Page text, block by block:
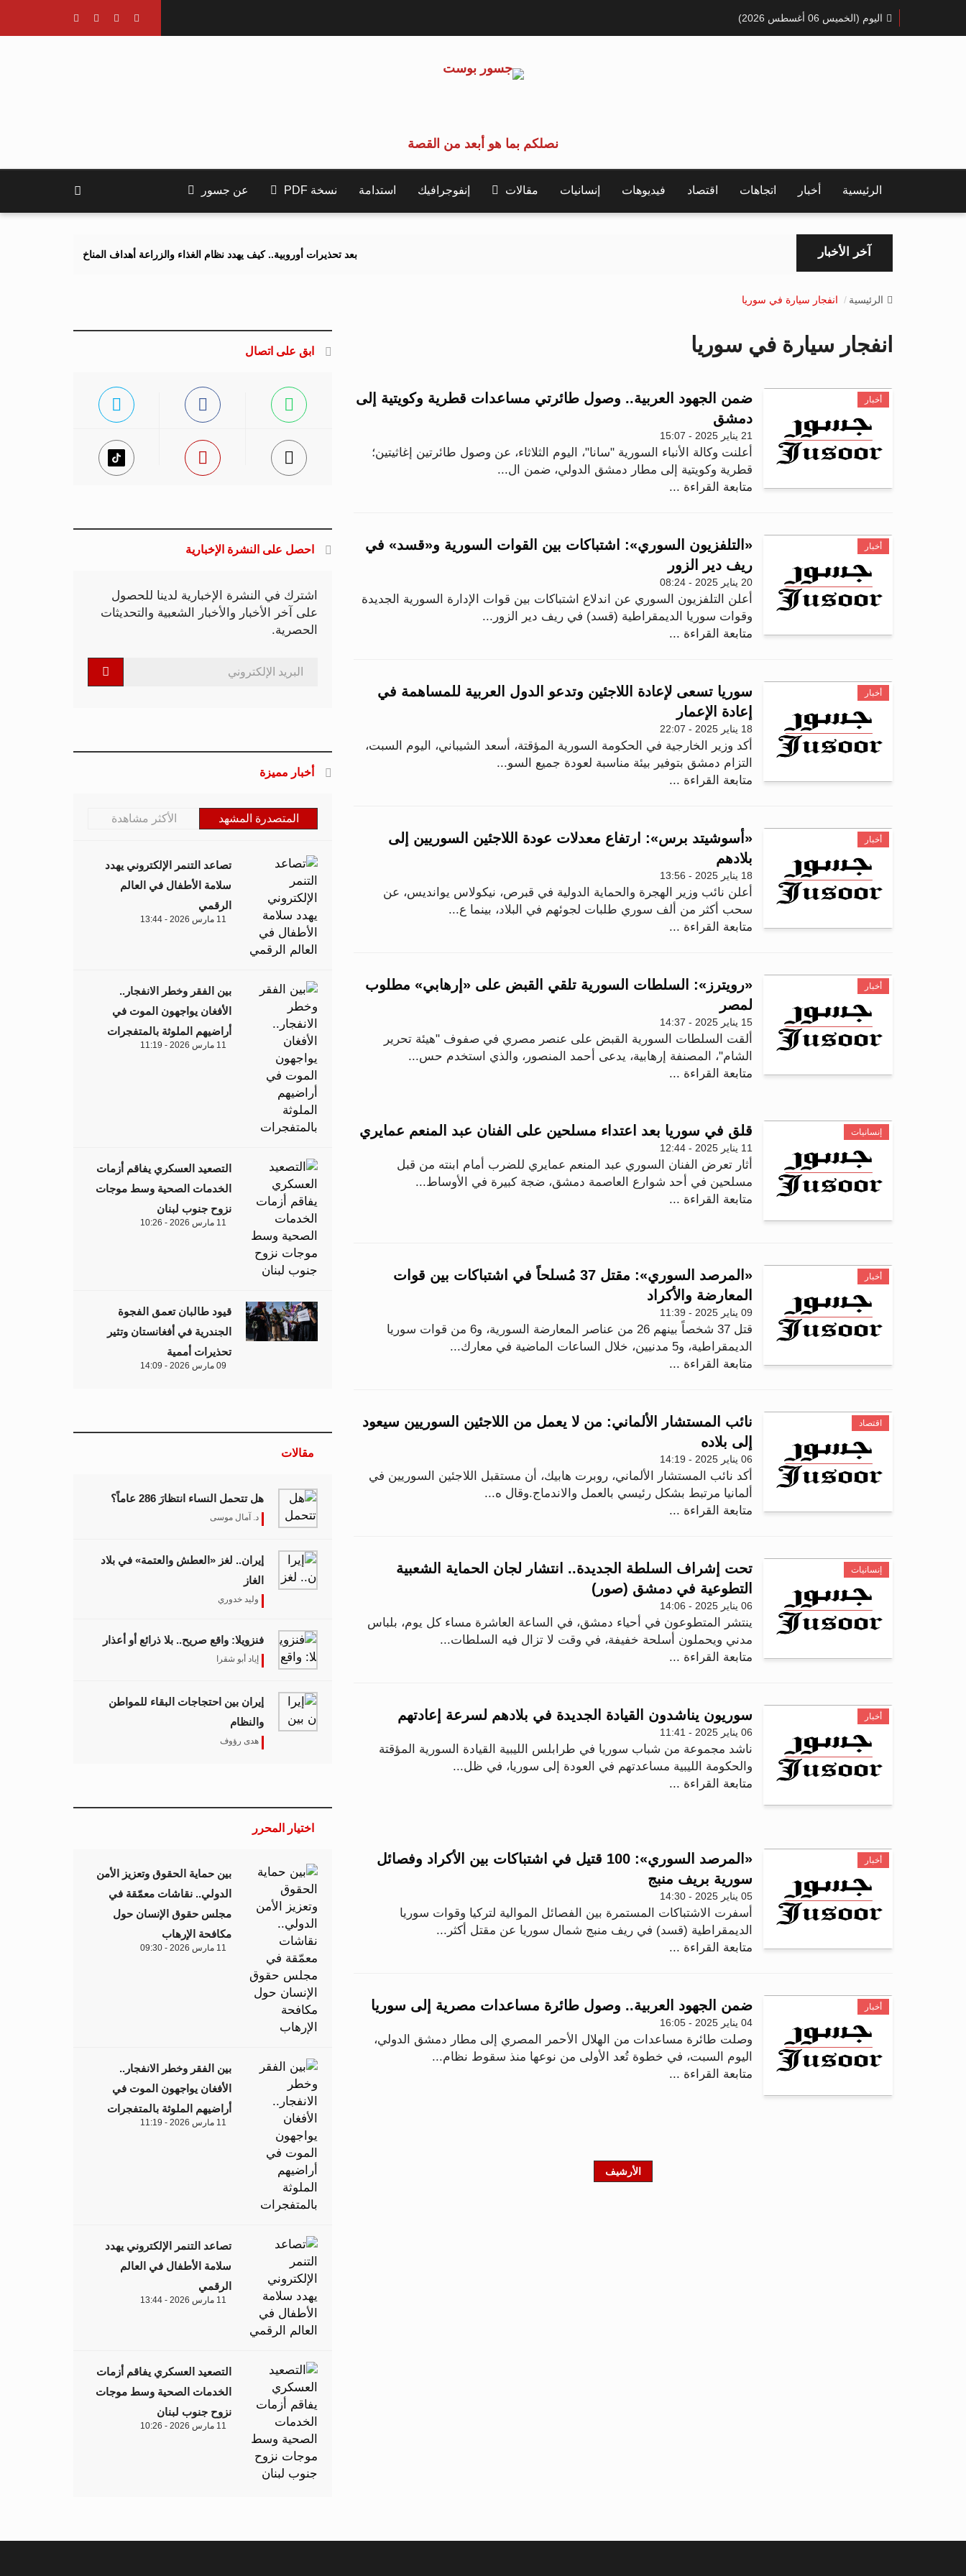
اليوم (الخميس 06 أغسطس 2026)
نصلكم بما هو أبعد من القصة
الرئيسية أخبار اتجاهات اقتصاد فيديوهات إنسانيات مقالات إنفوجرافيك استدامة نسخة PDF عن جسور
آخر الأخبار بعد تحذيرات أوروبية.. كيف يهدد نظام الغذاء والزراعة أهداف المناخ 2040 و2050؟
الرئيسية انفجار سيارة في سوريا
انفجار سيارة في سوريا
أخبار
ضمن الجهود العربية.. وصول طائرتي مساعدات قطرية وكويتية إلى
دمشق
21 يناير 2025 - 15:07
أعلنت وكالة الأنباء السورية "سانا"، اليوم الثلاثاء، عن وصول طائرتين إغاثيتين؛
قطرية وكويتية إلى مطار دمشق الدولي، ضمن ال...
متابعة القراءة ...
أخبار
«التلفزيون السوري»: اشتباكات بين القوات السورية و«قسد» في
ريف دير الزور
20 يناير 2025 - 08:24
أعلن التلفزيون السوري عن اندلاع اشتباكات بين قوات الإدارة السورية الجديدة
وقوات سوريا الديمقراطية (قسد) في ريف دير الزور...
متابعة القراءة ...
أخبار
سوريا تسعى لإعادة اللاجئين وتدعو الدول العربية للمساهمة في
إعادة الإعمار
18 يناير 2025 - 22:07
أكد وزير الخارجية في الحكومة السورية المؤقتة، أسعد الشيباني، اليوم السبت،
التزام دمشق بتوفير بيئة مناسبة لعودة جميع السو...
متابعة القراءة ...
أخبار
«أسوشيتد برس»: ارتفاع معدلات عودة اللاجئين السوريين إلى
بلادهم
18 يناير 2025 - 13:56
أعلن نائب وزير الهجرة والحماية الدولية في قبرص، نيكولاس يوانديس، عن
سحب أكثر من ألف سوري طلبات لجوئهم في البلاد، بينما ع...
متابعة القراءة ...
أخبار
«رويترز»: السلطات السورية تلقي القبض على «إرهابي» مطلوب
لمصر
15 يناير 2025 - 14:37
ألقت السلطات السورية القبض على عنصر مصري في صفوف "هيئة تحرير
الشام"، المصنفة إرهابية، يدعى أحمد المنصور، والذي استخدم حس...
متابعة القراءة ...
إنسانيات قلق في سوريا بعد اعتداء مسلحين على الفنان عبد المنعم عمايري
11 يناير 2025 - 12:44
أثار تعرض الفنان السوري عبد المنعم عمايري للضرب أمام ابنته من قبل
مسلحين في أحد شوارع العاصمة دمشق، ضجة كبيرة في الأوساط...
متابعة القراءة ...
أخبار
«المرصد السوري»: مقتل 37 مُسلحاً في اشتباكات بين قوات
المعارضة والأكراد
09 يناير 2025 - 11:39
قتل 37 شخصاً بينهم 26 من عناصر المعارضة السورية، و6 من قوات سوريا
الديمقراطية، و5 مدنيين، خلال الساعات الماضية في معارك...
متابعة القراءة ...
اقتصاد
نائب المستشار الألماني: من لا يعمل من اللاجئين السوريين سيعود
إلى بلاده
06 يناير 2025 - 14:19
أكد نائب المستشار الألماني، روبرت هابيك، أن مستقبل اللاجئين السوريين في
ألمانيا مرتبط بشكل رئيسي بالعمل والاندماج.وقال ه...
متابعة القراءة ...
إنسانيات
تحت إشراف السلطة الجديدة.. انتشار لجان الحماية الشعبية
التطوعية في دمشق (صور)
06 يناير 2025 - 14:06
ينتشر المتطوعون في أحياء دمشق، في الساعة العاشرة مساء كل يوم، بلباس
مدني ويحملون أسلحة خفيفة، في وقت لا تزال فيه السلطات...
متابعة القراءة ...
أخبار سوريون يناشدون القيادة الجديدة في بلادهم لسرعة إعادتهم
06 يناير 2025 - 11:41
ناشد مجموعة من شباب سوريا في طرابلس الليبية القيادة السورية المؤقتة
والحكومة الليبية مساعدتهم في العودة إلى سوريا، في ظل...
متابعة القراءة ...
أخبار
«المرصد السوري»: 100 قتيل في اشتباكات بين الأكراد وفصائل
سورية بريف منبج
05 يناير 2025 - 14:30
أسفرت الاشتباكات المستمرة بين الفصائل الموالية لتركيا وقوات سوريا
الديمقراطية (قسد) في ريف منبج شمال سوريا عن مقتل أكثر...
متابعة القراءة ...
أخبار ضمن الجهود العربية.. وصول طائرة مساعدات مصرية إلى سوريا
04 يناير 2025 - 16:05
وصلت طائرة مساعدات من الهلال الأحمر المصري إلى مطار دمشق الدولي،
اليوم السبت، في خطوة تُعد الأولى من نوعها منذ سقوط نظام...
متابعة القراءة ...
الأرشيف
ابق على اتصال
احصل على النشرة الإخبارية
اشترك في النشرة الإخبارية لدينا للحصول
على آخر الأخبار والأخبار الشعبية والتحديثات
الحصرية.
أخبار مميزة
المتصدرة المشهد الأكثر مشاهدة
تصاعد التنمر الإلكتروني يهدد
سلامة الأطفال في العالم
الرقمي
11 مارس 2026 - 13:44
بين الفقر وخطر الانفجار..
الأفغان يواجهون الموت في
أراضيهم الملوثة بالمتفجرات
11 مارس 2026 - 11:19
التصعيد العسكري يفاقم أزمات
الخدمات الصحية وسط موجات
نزوح جنوب لبنان
11 مارس 2026 - 10:26
قيود طالبان تعمق الفجوة
الجندرية في أفغانستان وتثير
تحذيرات أممية
09 مارس 2026 - 14:09
مقالات
هل تتحمل النساء انتظارَ 286 عاماً؟
د. آمال موسى
إيران.. لغز «العطش والعتمة» في بلاد
الغاز
وليد خدوري
فنزويلا: واقع صريح.. بلا ذرائع أو أعذار
إياد أبو شقرا
إيران بين احتجاجات البقاء للمواطن
والنظام
هدى رؤوف
اختيار المحرر
بين حماية الحقوق وتعزيز الأمن
الدولي.. نقاشات معمّقة في
مجلس حقوق الإنسان حول
مكافحة الإرهاب
11 مارس 2026 - 09:30
بين الفقر وخطر الانفجار..
الأفغان يواجهون الموت في
أراضيهم الملوثة بالمتفجرات
11 مارس 2026 - 11:19
تصاعد التنمر الإلكتروني يهدد
سلامة الأطفال في العالم
الرقمي
11 مارس 2026 - 13:44
التصعيد العسكري يفاقم أزمات
الخدمات الصحية وسط موجات
نزوح جنوب لبنان
11 مارس 2026 - 10:26